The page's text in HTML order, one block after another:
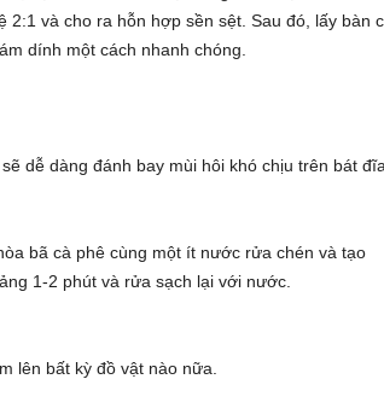
2:1 và cho ra hỗn hợp sền sệt. Sau đó, lấy bàn
dính một cách nhanh chóng.
dễ dàng đánh bay mùi hôi khó chịu trên bát
bã cà phê cùng một ít nước rửa chén và tạo
1-2 phút và rửa sạch lại với nước.
lên bất kỳ đồ vật nào nữa.